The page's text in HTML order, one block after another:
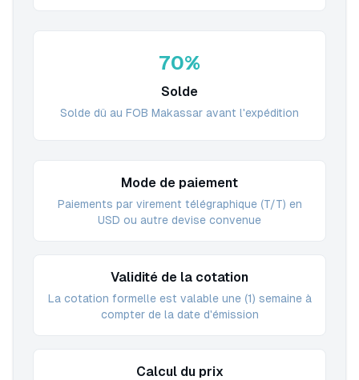
70%
Solde
Solde dû au FOB Makassar avant l'expédition
Mode de paiement
Paiements par virement télégraphique (T/T) en
USD ou autre devise convenue
Validité de la cotation
La cotation formelle est valable une (1) semaine à
compter de la date d'émission
Calcul du prix